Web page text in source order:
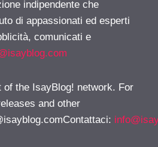
indipendente che
di appassionati ed esperti
comunicati e
the IsayBlog! network. For
and other
: